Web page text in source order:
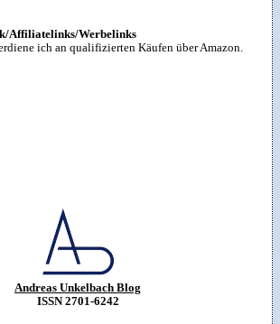
Affiliatelinks/Werbelinks
ich an qualifizierten Käufen über Amazon.
Andreas Unkelbach Blog
ISSN 2701-6242